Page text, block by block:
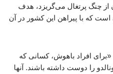
از چنگ پرتغال می‌گریزد، هدف
است که با پیراهن این کشور در آن
«برای افراد باهوش، کسانی که
را دوست داشته باشند. آنها